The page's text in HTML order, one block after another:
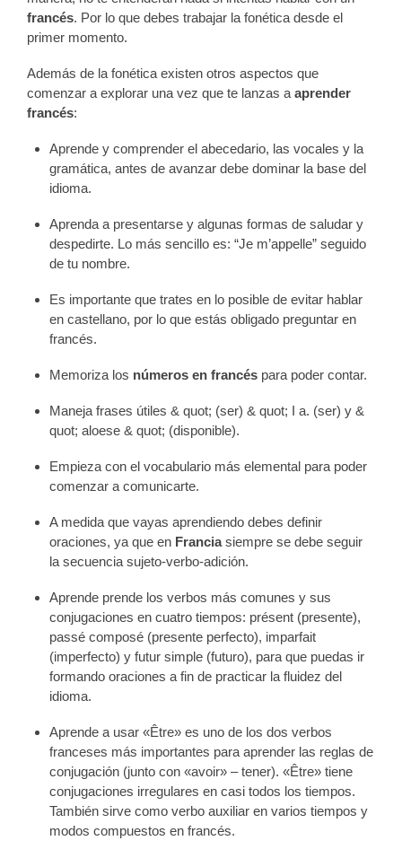
francés. Por lo que debes trabajar la fonética desde el
primer momento.
Además de la fonética existen otros aspectos que
comenzar a explorar una vez que te lanzas a aprender
francés:
Aprende y comprender el abecedario, las vocales y la
gramática, antes de avanzar debe dominar la base del
idioma.
Aprenda a presentarse y algunas formas de saludar y
despedirte. Lo más sencillo es: “Je m’appelle” seguido
de tu nombre.
Es importante que trates en lo posible de evitar hablar
en castellano, por lo que estás obligado preguntar en
francés.
Memoriza los números en francés para poder contar.
Maneja frases útiles & quot; (ser) & quot; I a. (ser) y &
quot; aloese & quot; (disponible).
Empieza con el vocabulario más elemental para poder
comenzar a comunicarte.
A medida que vayas aprendiendo debes definir
oraciones, ya que en Franciasiempre se debe seguir
la secuencia sujeto-verbo-adición.
Aprende prende los verbos más comunes y sus
conjugaciones en cuatro tiempos: présent (presente),
passé composé (presente perfecto), imparfait
(imperfecto) y futur simple (futuro), para que puedas ir
formando oraciones a fin de practicar la fluidez del
idioma.
Aprende a usar «Être» es uno de los dos verbos
franceses más importantes para aprender las reglas de
conjugación (junto con «avoir» – tener). «Être» tiene
conjugaciones irregulares en casi todos los tiempos.
También sirve como verbo auxiliar en varios tiempos y
modos compuestos en francés.